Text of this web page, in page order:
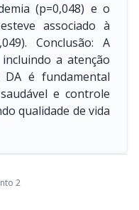
(p=0,048) e o
associado à
Conclusão: A
a atenção
é fundamental
e controle
qualidade de vida
2